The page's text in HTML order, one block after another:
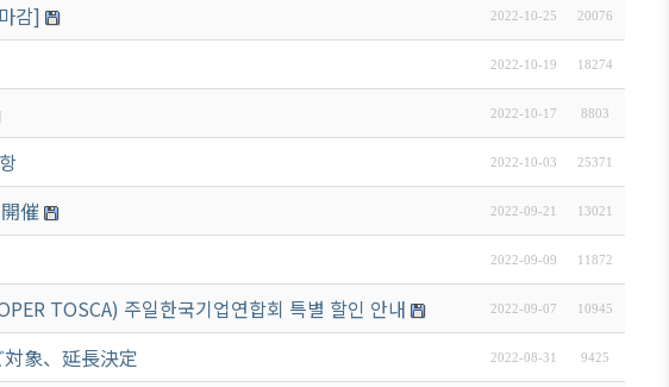
감] 2022-10-25 20076
2022-10-19 18274
2022-10-17 8803
2022-10-03 25371
催 2022-09-21 13021
2022-09-09 11872
TOSCA) 주일한국기업연합회 특별 할인 안내 2022-09-07 10945
象、延長決定 2022-08-31 9425